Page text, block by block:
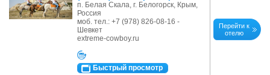
п. Белая Скала, г. Белогорск, Крым,
Россия
моб. тел.: +7 (978) 826-08-16 -
Шевкет
extreme-cowboy.ru
Быстрый просмотр
Перейти к
отелю